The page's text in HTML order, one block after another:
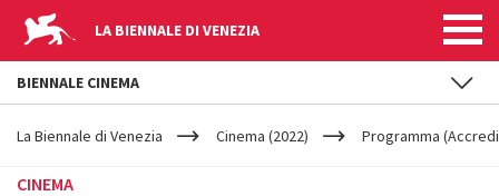
LA BIENNALE DI VENEZIA
YOUR
ARE
La Biennale di Venezia Cinema (2022) Programma
CINEMA
BIENNALE CINEMA